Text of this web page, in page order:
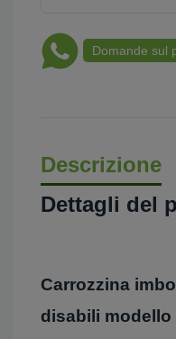
Domande sul
Descrizione
Dettagli del
Carrozzina
disabili modello